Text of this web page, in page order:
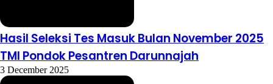
Hasil Seleksi Tes Masuk Bulan November 2025
TMI Pondok Pesantren Darunnajah
3 December 2025